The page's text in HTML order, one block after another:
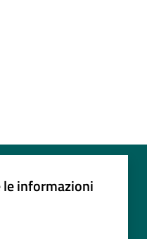
le informazioni